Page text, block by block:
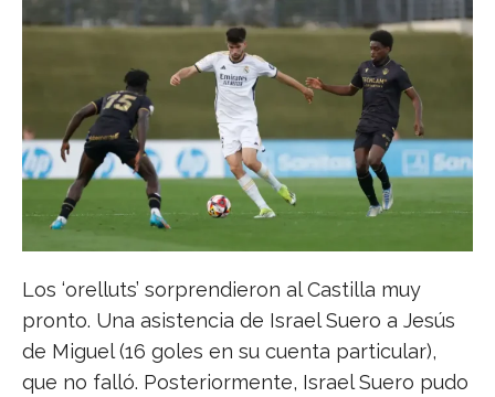
Los ‘orelluts’ sorprendieron al Castilla muy
pronto. Una asistencia de Israel Suero a Jesús
de Miguel (16 goles en su cuenta particular),
que no falló. Posteriormente, Israel Suero pudo